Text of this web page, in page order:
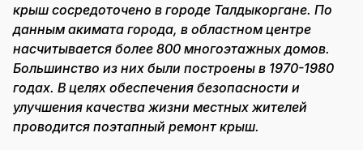
крыш сосредоточено в городе Талдыкоргане. По
данным акимата города, в областном центре
насчитывается более 800 многоэтажных домов.
Большинство из них были построены в 1970-1980
годах. В целях обеспечения безопасности и
улучшения качества жизни местных жителей
проводится поэтапный ремонт крыш.